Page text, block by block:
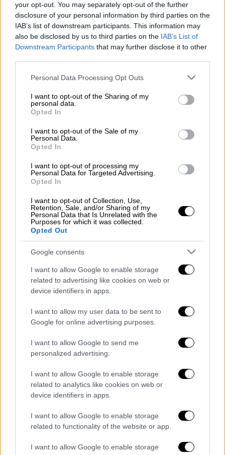
your opt-out. You may separately opt-out of the further
disclosure of your personal information by third parties on the
IAB’s list of downstream participants. This information may
also be disclosed by us to third parties on the IAB’s List of
Downstream Participants that may further disclose it to other
Please note that this website/app uses one or more Google
not limited to your visit or usage behaviour. You may click to
grant or deny consent to Google and its third-party tags to
use your data for below specified purposes in below Google
consent section.
Personal Data Processing Opt Outs
I want to opt-out of the Sharing of my
personal data.
Opted In
I want to opt-out of the Sale of my
Personal Data.
Opted In
I want to opt-out of processing my
Personal Data for Targeted Advertising.
Opted In
I want to opt-out of Collection, Use,
Retention, Sale, and/or Sharing of my
Personal Data that Is Unrelated with the
Purposes for which it was collected.
Opted Out
Google consents
I want to allow Google to enable storage
related to advertising like cookies on web or
device identifiers in apps.
I want to allow my user data to be sent to
Google for online advertising purposes.
I want to allow Google to send me
personalized advertising.
I want to allow Google to enable storage
related to analytics like cookies on web or
device identifiers in apps.
I want to allow Google to enable storage
related to functionality of the website or app.
I want to allow Google to enable storage
Προσθέστε το ΕΘΝΟΣ στη Google
Οπρόεδρος της Τουρκίας Ταγίπ Ερντογάν
δήλωσε σήμερα ότι έως και 250.000
άνθρωποι εγκαταλείπουν την βορειοδυτική
περιοχή τηςΣυρίαςΙντλίμπ με κατεύθυνση
προσπαθεί να τους αποτρέψει από το να
διασχίσουν το σύνορό της. Η Τουρκία
φιλοξενεί περίπου 3,7 εκατομμύρια Σύρους
πρόσφυγες, τον μεγαλύτερο προσφυγικό
πληθυσμό στον κόσμο. Η Άγκυρα εκφράζει
φόβους για νέο προσφυγικό κύμα από την
Ιντλίμπ, όπου ζουν έως και τρία εκατομμύρια
ανταρτών μετά την εντατικοποίηση των
βομβαρδισμών εναντίον στόχων στην
περιοχή από τις ρωσικές και συριακές
κυβερνητικές δυνάμεις τον τελευταίο μήνα.
«Αυτή τη στιγμή 200.000 με 250.000
μετανάστες κατευθύνονται προς τα σύνορά
μας. Προσπαθούμε να τους εμποδίσουμε με
κάποια μέτρα, αλλά δεν είναι εύκολο. Είναι
δύσκολο, είναι κι αυτοί άνθρωποι», είπε ο
Διαβάστε ακόμη
Εκτελέσεις, συλλήψεις και νέοι
περιορισμοί: Το Ιράν σκληραίνει τη γραμμή
στο εσωτερικό εν μέσω πολέμου
Η πρώτη δήλωση της οικογένειας της
38χρονης Βρετανίδας που δολοφονήθηκε
στην Κυψέλη